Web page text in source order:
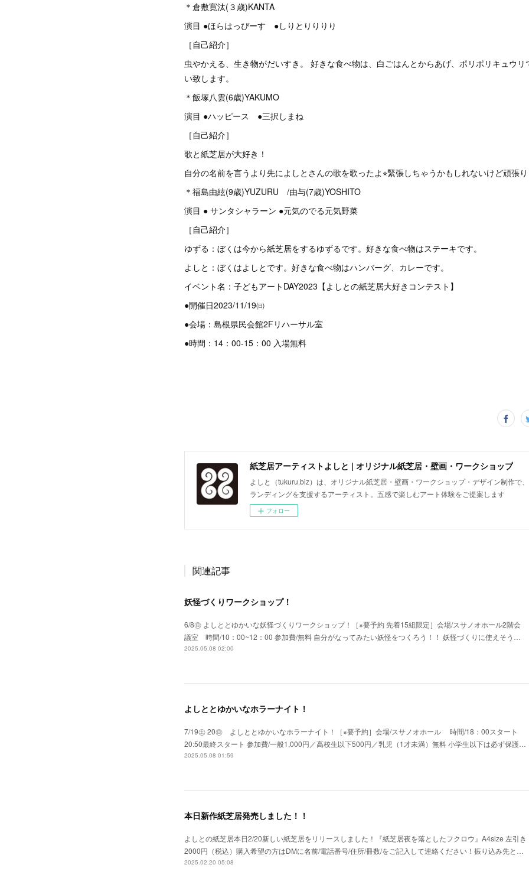
＊倉敷寛汰(３歳)KANTA
演目 ●ほらはっぴーす ●しりとりりりり
［自己紹介］
虫やかえる、生き物がだいすき。 好きな食べ物は、白ごはんとからあげ、ポリポリキュウ
い致します。
＊飯塚八雲(6歳)YAKUMO
演目 ●ハッピース ●三択しまね
［自己紹介］
歌と紙芝居が大好き！
自分の名前を言うより先によしとさんの歌を歌ったよ⭐︎緊張しちゃうかもしれないけど頑張
＊福島由絃(9歳)YUZURU /由与(7歳)YOSHITO
演目 ● サンタシャラーン ●元気のでる元気野菜
［自己紹介］
ゆずる：ぼくは今から紙芝居をするゆずるです。好きな食べ物はステーキです。
よしと：ぼくはよしとです。好きな食べ物はハンバーグ、カレーです。
イベント名：子どもアートDAY2023【よしとの紙芝居大好きコンテスト】
●開催日2023/11/19㈰
●会場：島根県民会館2Fリハーサル室
●時間：14：00-15：00 入場無料
紙芝居アーティストよしと | オリジナル紙芝居・壁画・ワークショップ
よしと（tukuru.biz）は、オリジナル紙芝居・壁画・ワークショップ・デザイン制作で
ランディングを支援するアーティスト。五感で楽しむアート体験をご提案します
フォロー
関連記事
妖怪づくりワークショップ！
6/8㊐ よしととゆかいな妖怪づくりワークショップ！［※要予約 先着15組限定］会場/スサノオホール2階会
議室 時間/10：00~12：00 参加費/無料 自分がなってみたい妖怪をつくろう！！ 妖怪づくりに使えそう…
2025.05.08 02:00
よしととゆかいなホラーナイト！
7/19㊏ 20㊐ よしととゆかいなホラーナイト！［※要予約］会場/スサノオホール 時間/18：00スタート
20:50最終スタート 参加費/一般1,000円／高校生以下500円／乳児（1才未満）無料 小学生以下は必ず保護…
2025.05.08 01:59
本日新作紙芝居発売しました！！
よしとの紙芝居本日2/20新しい紙芝居をリリースしました！『紙芝居夜を落としたフクロウ』A4size 左引き
2000円（税込）購入希望の方はDMに名前/電話番号/住所/冊数/をご記入して連絡ください！振り込み先と…
2025.02.20 05:08